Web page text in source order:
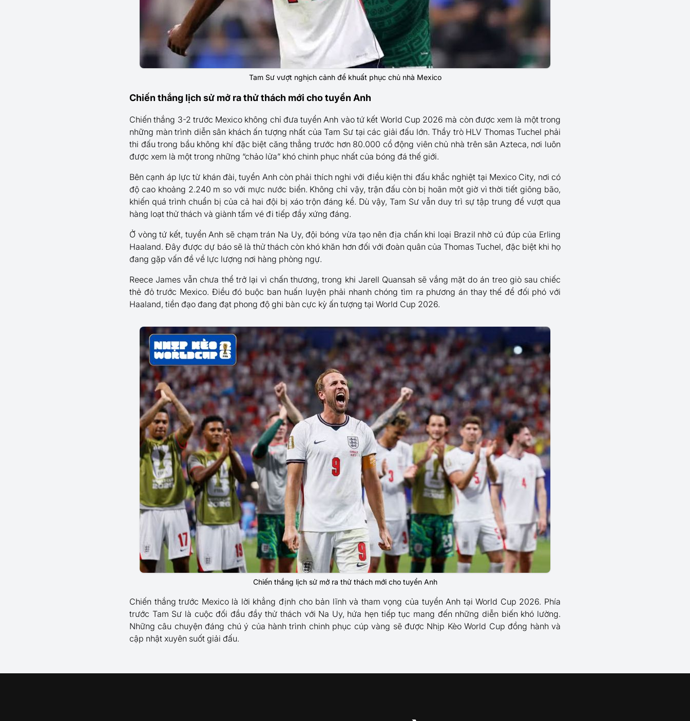
Tam Sư vượt nghịch cảnh để khuất phục chủ nhà Mexico
Chiến thắng lịch sử mở ra thử thách mới cho tuyển Anh
Chiến thắng 3-2 trước Mexico không chỉ đưa tuyển Anh vào tứ kết World Cup 2026 mà còn được xem là một trong
những màn trình diễn sân khách ấn tượng nhất của Tam Sư tại các giải đấu lớn. Thầy trò HLV Thomas Tuchel phải
thi đấu trong bầu không khí đặc biệt căng thẳng trước hơn 80.000 cổ động viên chủ nhà trên sân Azteca, nơi luôn
được xem là một trong những “chảo lửa” khó chinh phục nhất của bóng đá thế giới.
Bên cạnh áp lực từ khán đài, tuyển Anh còn phải thích nghi với điều kiện thi đấu khắc nghiệt tại Mexico City, nơi có
độ cao khoảng 2.240 m so với mực nước biển. Không chỉ vậy, trận đấu còn bị hoãn một giờ vì thời tiết giông bão,
khiến quá trình chuẩn bị của cả hai đội bị xáo trộn đáng kể. Dù vậy, Tam Sư vẫn duy trì sự tập trung để vượt qua
hàng loạt thử thách và giành tấm vé đi tiếp đầy xứng đáng.
Ở vòng tứ kết, tuyển Anh sẽ chạm trán Na Uy, đội bóng vừa tạo nên địa chấn khi loại Brazil nhờ cú đúp của Erling
Haaland. Đây được dự báo sẽ là thử thách còn khó khăn hơn đối với đoàn quân của Thomas Tuchel, đặc biệt khi họ
đang gặp vấn đề về lực lượng nơi hàng phòng ngự.
Reece James vẫn chưa thể trở lại vì chấn thương, trong khi Jarell Quansah sẽ vắng mặt do án treo giò sau chiếc
thẻ đỏ trước Mexico. Điều đó buộc ban huấn luyện phải nhanh chóng tìm ra phương án thay thế để đối phó với
Haaland, tiền đạo đang đạt phong độ ghi bàn cực kỳ ấn tượng tại World Cup 2026.
Chiến thắng lịch sử mở ra thử thách mới cho tuyển Anh
Chiến thắng trước Mexico là lời khẳng định cho bản lĩnh và tham vọng của tuyển Anh tại World Cup 2026. Phía
trước Tam Sư là cuộc đối đầu đầy thử thách với Na Uy, hứa hẹn tiếp tục mang đến những diễn biến khó lường.
Những câu chuyện đáng chú ý của hành trình chinh phục cúp vàng sẽ được Nhịp Kèo World Cup đồng hành và
cập nhật xuyên suốt giải đấu.